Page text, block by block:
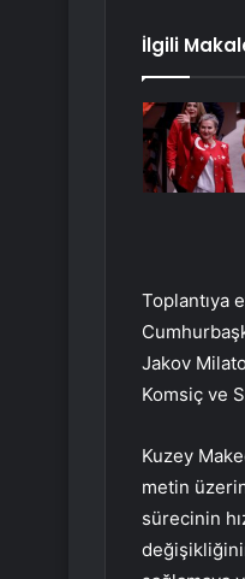
İlgili
Toplantıya
Jakov
Komsiç ve
Kuzey
metin
sürecinin